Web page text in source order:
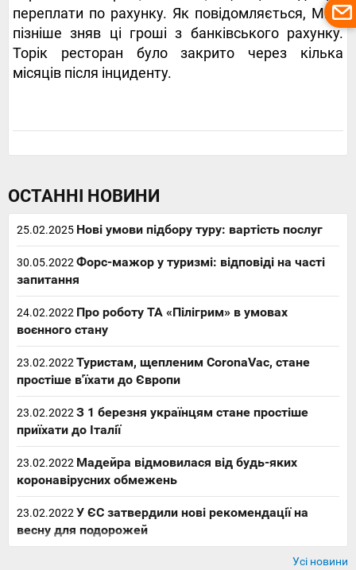
ОСТАННІ НОВИНИ
25.02.2025 Нові умови підбору туру: вартість послуг
30.05.2022 Форс-мажор у туризмі: відповіді на часті
запитання
24.02.2022 Про роботу ТА «Пілігрим» в умовах
воєнного стану
23.02.2022 Туристам, щепленим CoronaVac, стане
простіше в'їхати до Європи
23.02.2022 З 1 березня українцям стане простіше
приїхати до Італії
23.02.2022 Мадейра відмовилася від будь-яких
коронавірусних обмежень
23.02.2022 У ЄС затвердили нові рекомендації на
весну для подорожей
Усі новини
переплати по рахунку. Як повідомляється, Мінь
пізніше зняв ці гроші з банківського рахунку.
Торік ресторан було закрито через кілька
місяців після інциденту.